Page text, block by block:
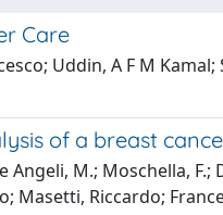
Care
Uddin, A F M
of a breast
M.; Moschella, F.;
Masetti, Riccardo;